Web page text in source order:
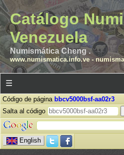
Catálogo
Venezuela
Numismática Cheng .
www.numismatica.info.ve-
☰
Código de página bbcv5000bsf-aa02r3
Salta al código
English